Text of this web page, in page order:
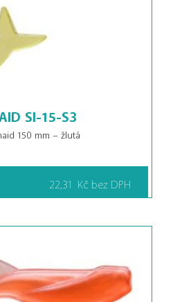
SI-15-S3
150 mm – žlutá
22,31 Kč bez DPH